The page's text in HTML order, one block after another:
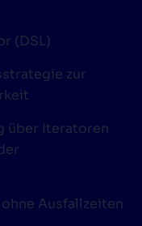
(DSL)
zur
über Iteratoren
Ausfallzeiten